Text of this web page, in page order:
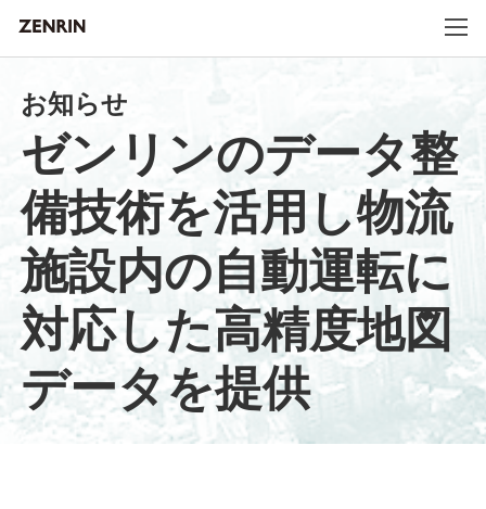
お知らせ
ゼンリンのデータ整
備技術を活用し物流
施設内の自動運転に
対応した高精度地図
データを提供